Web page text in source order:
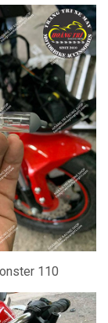
110